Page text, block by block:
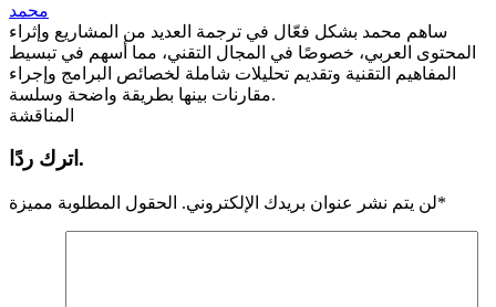
محمد
ساهم محمد بشكل فعّال في ترجمة العديد من المشاريع وإثراء
المحتوى العربي، خصوصًا في المجال التقني، مما أسهم في تبسيط
المفاهيم التقنية وتقديم تحليلات شاملة لخصائص البرامج وإجراء
مقارنات بينها بطريقة واضحة وسلسة.
المناقشة
اترك ردًا.
لن يتم نشر عنوان بريدك الإلكتروني. الحقول المطلوبة مميزة *